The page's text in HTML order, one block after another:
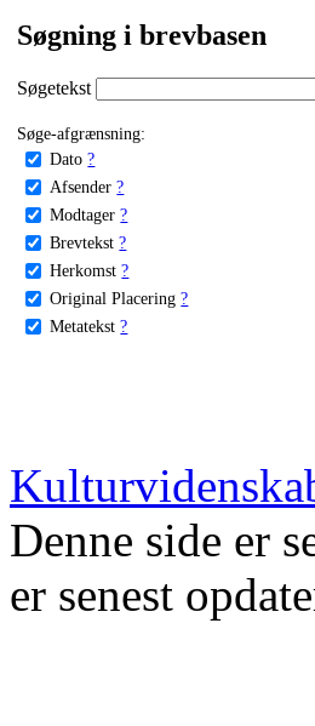
Søgning i brevbasen
Søgetekst
Søge-afgrænsning:
Dato ?
Afsender ?
Modtager ?
Brevtekst ?
Herkomst ?
Original Placering ?
Metatekst ?
Denne side er
er senest